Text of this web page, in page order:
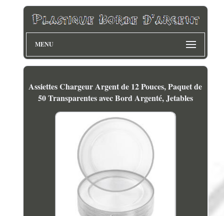
MENU
Assiettes Chargeur Argent de 12 Pouces, Paquet de
50 Transparentes avec Bord Argenté, Jetables